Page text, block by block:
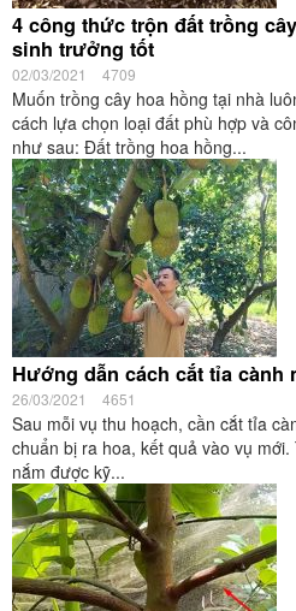
4 công thức trộn đất trồng
sinh trưởng tốt
02/03/2021 4709
Muốn trồng cây hoa hồng tại nhà
cách lựa chọn loại đất phù hợp và
như sau: Đất trồng hoa hồng...
Hướng dẫn cách cắt tỉa cành
26/03/2021 4651
Sau mỗi vụ thu hoạch, cần cắt tỉa
chuẩn bị ra hoa, kết quả vào vụ
nắm được kỹ...